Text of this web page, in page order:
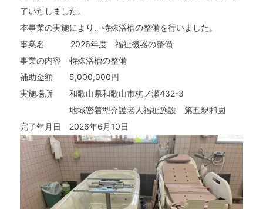
トップページ
親和園について
事業所案内
お知らせ
了いたしました。
本事業の実施により、特殊浴槽の整備を行いました。
事業名 2026年度 福祉機器の整備
事業の内容 特殊浴槽の整備
補助金額 5,000,000円
実施場所 和歌山県和歌山市杭ノ瀬432-3
地域密着型介護老人福祉施設 第五親和園
完了年月日 2026年6月10日